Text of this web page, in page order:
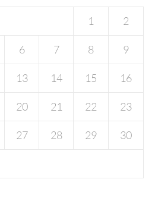
1 2
6 7 8 9
13 14 15 16
20 21 22 23
27 28 29 30